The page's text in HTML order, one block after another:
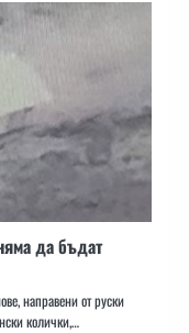
да бъдат
направени от руски
колички,…